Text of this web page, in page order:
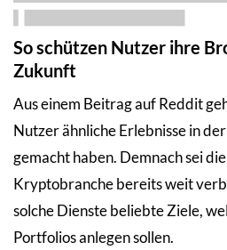
So schützen Nutzer ihre
Zukunft
Aus einem Beitrag auf Reddit
Nutzer ähnliche Erlebnisse in
gemacht haben. Demnach sei
Kryptobranche bereits weit
solche Dienste beliebte Ziele,
Portfolios anlegen sollen.